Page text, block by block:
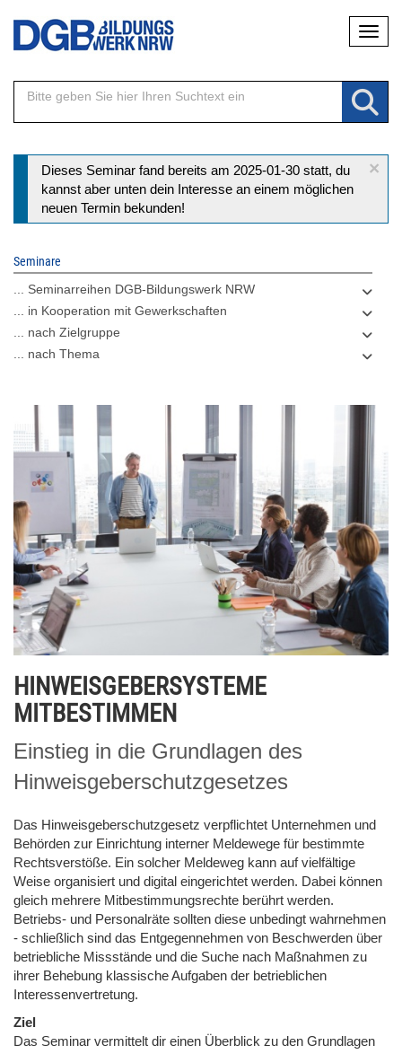
Direkt
Inhalt
×
Statusmeldung
Dieses Seminar fand bereits am 2025-01-30 statt, du
kannst aber unten dein Interesse an einem möglichen
neuen Termin bekunden!
Seminare
... Seminarreihen DGB-Bildungswerk NRW
... in Kooperation mit Gewerkschaften
... nach Zielgruppe
... nach Thema
HINWEISGEBERSYSTEME
MITBESTIMMEN
Einstieg in die Grundlagen des
Hinweisgeberschutzgesetzes
Das Hinweisgeberschutzgesetz verpflichtet Unternehmen und
Behörden zur Einrichtung interner Meldewege für bestimmte
Rechtsverstöße. Ein solcher Meldeweg kann auf vielfältige
Weise organisiert und digital eingerichtet werden. Dabei können
gleich mehrere Mitbestimmungsrechte berührt werden.
Betriebs- und Personalräte sollten diese unbedingt wahrnehmen
- schließlich sind das Entgegennehmen von Beschwerden über
betriebliche Missstände und die Suche nach Maßnahmen zu
ihrer Behebung klassische Aufgaben der betrieblichen
Interessenvertretung.
Ziel
Das Seminar vermittelt dir einen Überblick zu den Grundlagen